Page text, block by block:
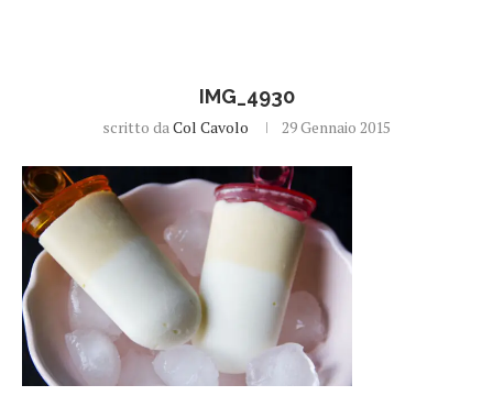
IMG_4930
scritto daCol Cavolo 29 Gennaio 2015